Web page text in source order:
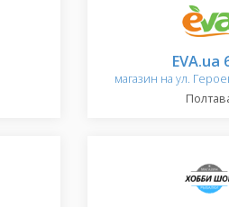
EVA.ua
магазин на ул.